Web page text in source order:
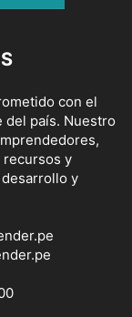
con el
país. Nuestro
y
y